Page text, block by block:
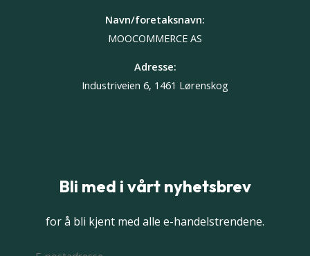
Navn/foretaksnavn:
MOOCOMMERCE AS
Adresse:
Industriveien 6, 1461 Lørenskog
Bli med i vårt nyhetsbrev
for å bli kjent med alle e-handelstrendene.